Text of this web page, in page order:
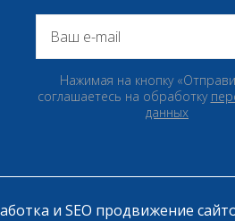
Нажимая на кнопку
соглашаетесь на обработку
данных
и SEO продвижение